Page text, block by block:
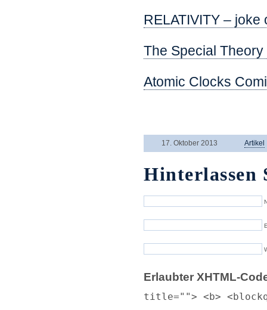
RELATIVITY – joke
The Special
Atomic Clocks
17. Oktober 2013 Artikel
Hinterlassen
Erlaubter XHTML-
title=""> <b>